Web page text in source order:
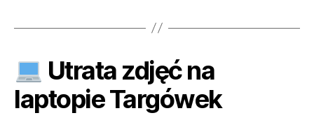
Utrata zdjęć na
laptopie Targówek